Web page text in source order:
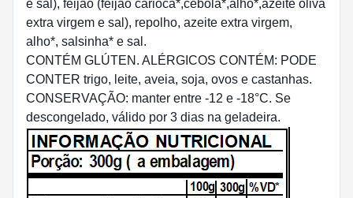
e sal), feijão (feijão carioca*,cebola*,alho*,azeite oliva
extra virgem e sal), repolho, azeite extra virgem,
alho*, salsinha* e sal.
CONTÉM GLÚTEN. ALÉRGICOS CONTÉM: PODE
CONTER trigo, leite, aveia, soja, ovos e castanhas.
CONSERVAÇÃO: manter entre -12 e -18°C. Se
descongelado, válido por 3 dias na geladeira.